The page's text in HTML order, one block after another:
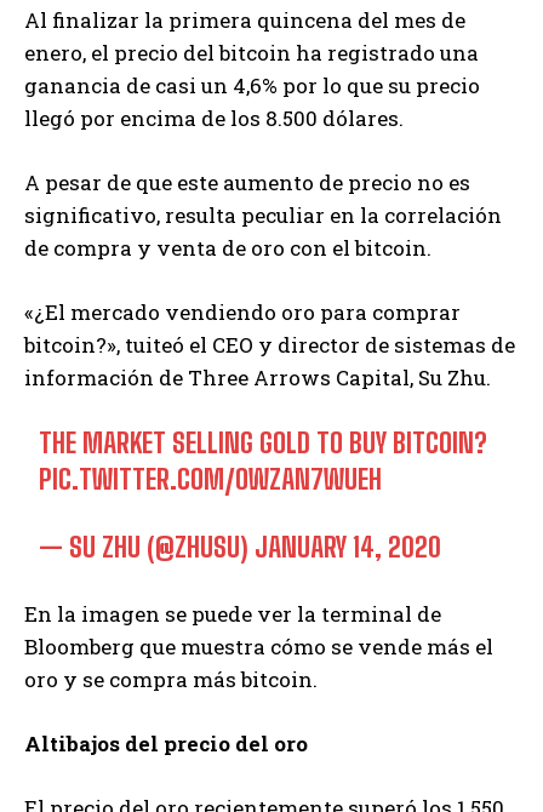
Al finalizar la primera quincena del mes de
enero, el precio del bitcoin ha registrado una
ganancia de casi un 4,6% por lo que su precio
llegó por encima de los 8.500 dólares.
A pesar de que este aumento de precio no es
significativo, resulta peculiar en la correlación
de compra y venta de oro con el bitcoin.
«¿El mercado vendiendo oro para comprar
bitcoin?», tuiteó el CEO y director de sistemas de
información de Three Arrows Capital, Su Zhu.
THE MARKET SELLING GOLD TO BUY BITCOIN?
PIC.TWITTER.COM/OWZAN7WUEH
— SU ZHU (@ZHUSU) JANUARY 14, 2020
En la imagen se puede ver la terminal de
Bloomberg que muestra cómo se vende más el
oro y se compra más bitcoin.
Altibajos del precio del oro